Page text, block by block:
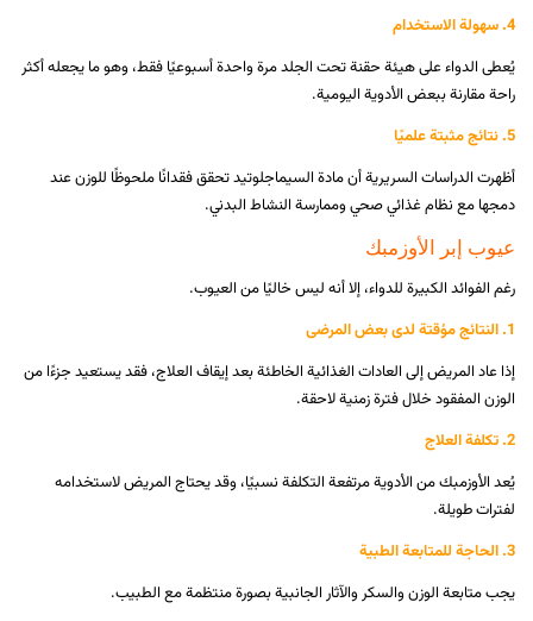
4. سهولة الاستخدام
يُعطى الدواء على هيئة حقنة تحت الجلد مرة واحدة أسبوعيًا فقط، وهو ما يجعله أكثر
راحة مقارنة ببعض الأدوية اليومية.
5. نتائج مثبتة علميًا
أظهرت الدراسات السريرية أن مادة السيماجلوتيد تحقق فقدانًا ملحوظًا للوزن عند
دمجها مع نظام غذائي صحي وممارسة النشاط البدني.
عيوب إبر الأوزمبك
رغم الفوائد الكبيرة للدواء، إلا أنه ليس خاليًا من العيوب.
1. النتائج مؤقتة لدى بعض المرضى
إذا عاد المريض إلى العادات الغذائية الخاطئة بعد إيقاف العلاج، فقد يستعيد جزءًا من
الوزن المفقود خلال فترة زمنية لاحقة.
2. تكلفة العلاج
يُعد الأوزمبك من الأدوية مرتفعة التكلفة نسبيًا، وقد يحتاج المريض لاستخدامه
لفترات طويلة.
3. الحاجة للمتابعة الطبية
يجب متابعة الوزن والسكر والآثار الجانبية بصورة منتظمة مع الطبيب.